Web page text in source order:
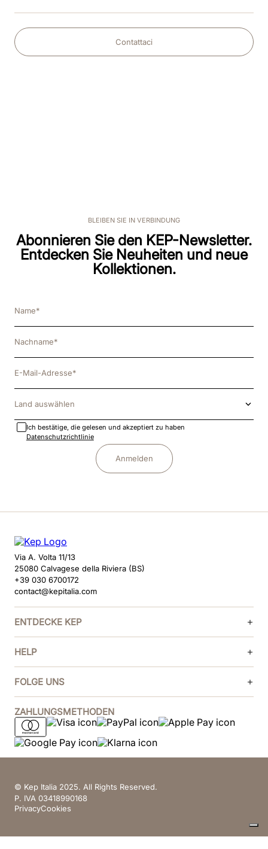
Contattaci
BLEIBEN SIE IN VERBINDUNG
Abonnieren Sie den KEP-Newsletter.
Entdecken Sie Neuheiten und neue
Kollektionen.
Land auswählen
Ich bestätige, die gelesen und akzeptiert zu haben
Datenschutzrichtlinie
Anmelden
Via A. Volta 11/13
25080 Calvagese della Riviera (BS)
+39 030 6700172
contact@kepitalia.com
ENTDECKE KEP
HELP
FOLGE UNS
ZAHLUNGSMETHODEN
© Kep Italia 2025. All Rights Reserved.
P. IVA 03418990168
PrivacyCookies